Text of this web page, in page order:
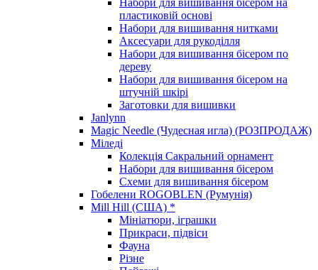
пластиковій основі
Набори для вишивання нитками
Аксесуари для рукоділля
Набори для вишивання бісером по
дереву
Набори для вишивання бісером на
штучній шкірі
Заготовки для вишивки
Janlynn
Magic Needle (Чудесная игла) (РОЗПРОДАЖ)
Міледі
Колекція Сакральний орнамент
Набори для вишивання бісером
Схеми для вишивання бісером
Гобелени ROGOBLEN (Румунія)
Mill Hill (США) *
Мініатюри, іграшки
Прикраси, підвіси
Фауна
Різне